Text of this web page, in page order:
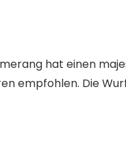
hat einen
empfohlen. Die